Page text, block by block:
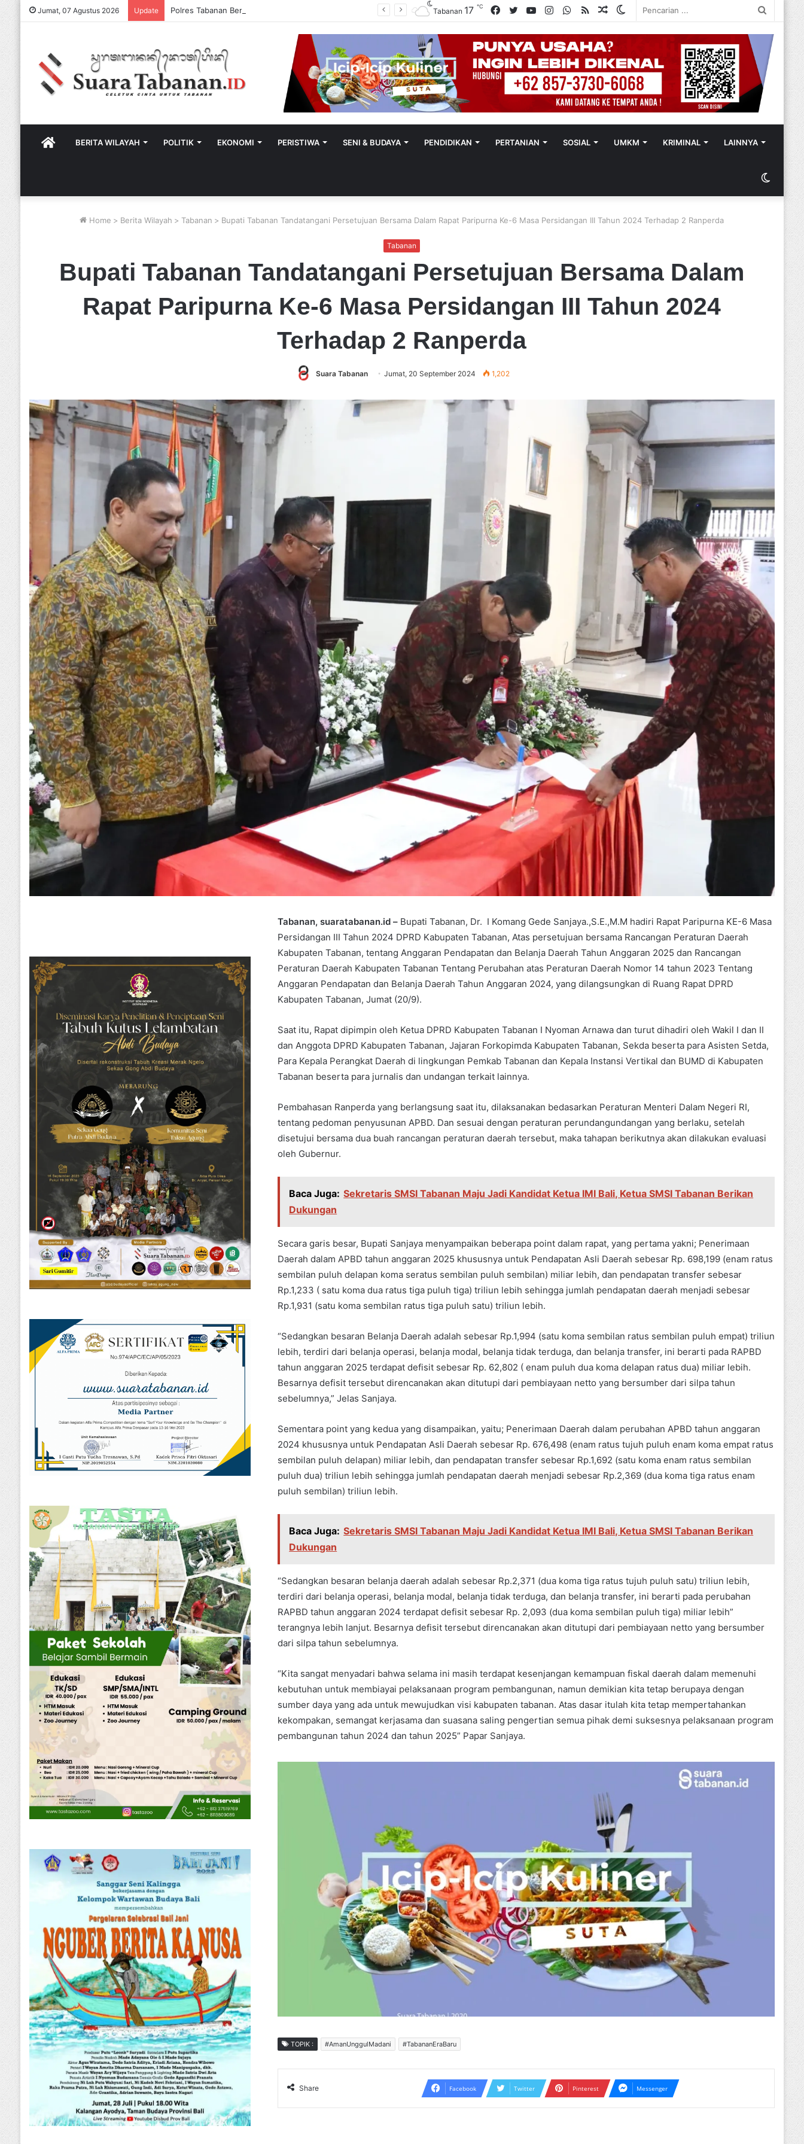
Jumat, 07 Agustus 2026 Update
Switch
Random
RSS
WhatsApp
Instagram
YouTube
Twitter
Facebook
Tabanan 17℃
HOMEBERITA WILAYAH POLITIK EKONOMI PERISTIWA SENI & BUDAYA PENDIDIKAN PERTANIAN SOSIAL UMKM KRIMINAL LAINNYA
Switch
skin
Home > Berita Wilayah > Tabanan > Bupati Tabanan Tandatangani Persetujuan Bersama Dalam Rapat Paripurna Ke-6 Masa Persidangan III Tahun 2024 Terhadap 2 Ranperda
Tabanan
Bupati Tabanan Tandatangani Persetujuan Bersama Dalam
Rapat Paripurna Ke-6 Masa Persidangan III Tahun 2024
Terhadap 2 Ranperda
Suara Tabanan Jumat, 20 September 2024 1,202
Tabanan, suaratabanan.id – Bupati Tabanan, Dr. I Komang Gede Sanjaya.,S.E.,M.M hadiri Rapat Paripurna KE-6 Masa
Persidangan III Tahun 2024 DPRD Kabupaten Tabanan, Atas persetujuan bersama Rancangan Peraturan Daerah
Kabupaten Tabanan, tentang Anggaran Pendapatan dan Belanja Daerah Tahun Anggaran 2025 dan Rancangan
Peraturan Daerah Kabupaten Tabanan Tentang Perubahan atas Peraturan Daerah Nomor 14 tahun 2023 Tentang
Anggaran Pendapatan dan Belanja Daerah Tahun Anggaran 2024, yang dilangsungkan di Ruang Rapat DPRD
Kabupaten Tabanan, Jumat (20/9).
Saat itu, Rapat dipimpin oleh Ketua DPRD Kabupaten Tabanan I Nyoman Arnawa dan turut dihadiri oleh Wakil I dan II
dan Anggota DPRD Kabupaten Tabanan, Jajaran Forkopimda Kabupaten Tabanan, Sekda beserta para Asisten Setda,
Para Kepala Perangkat Daerah di lingkungan Pemkab Tabanan dan Kepala Instansi Vertikal dan BUMD di Kabupaten
Tabanan beserta para jurnalis dan undangan terkait lainnya.
Pembahasan Ranperda yang berlangsung saat itu, dilaksanakan bedasarkan Peraturan Menteri Dalam Negeri RI,
tentang pedoman penyusunan APBD. Dan sesuai dengan peraturan perundangundangan yang berlaku, setelah
disetujui bersama dua buah rancangan peraturan daerah tersebut, maka tahapan berikutnya akan dilakukan evaluasi
oleh Gubernur.
Baca Juga: Sekretaris SMSI Tabanan Maju Jadi Kandidat Ketua IMI Bali, Ketua SMSI Tabanan Berikan
Dukungan
Secara garis besar, Bupati Sanjaya menyampaikan beberapa point dalam rapat, yang pertama yakni; Penerimaan
Daerah dalam APBD tahun anggaran 2025 khususnya untuk Pendapatan Asli Daerah sebesar Rp. 698,199 (enam ratus
sembilan puluh delapan koma seratus sembilan puluh sembilan) miliar lebih, dan pendapatan transfer sebesar
Rp.1,233 ( satu koma dua ratus tiga puluh tiga) triliun lebih sehingga jumlah pendapatan daerah menjadi sebesar
Rp.1,931 (satu koma sembilan ratus tiga puluh satu) triliun lebih.
“Sedangkan besaran Belanja Daerah adalah sebesar Rp.1,994 (satu koma sembilan ratus sembilan puluh empat) triliun
lebih, terdiri dari belanja operasi, belanja modal, belanja tidak terduga, dan belanja transfer, ini berarti pada RAPBD
tahun anggaran 2025 terdapat defisit sebesar Rp. 62,802 ( enam puluh dua koma delapan ratus dua) miliar lebih.
Besarnya defisit tersebut direncanakan akan ditutupi dari pembiayaan netto yang bersumber dari silpa tahun
sebelumnya,” Jelas Sanjaya.
Sementara point yang kedua yang disampaikan, yaitu; Penerimaan Daerah dalam perubahan APBD tahun anggaran
2024 khususnya untuk Pendapatan Asli Daerah sebesar Rp. 676,498 (enam ratus tujuh puluh enam koma empat ratus
sembilan puluh delapan) miliar lebih, dan pendapatan transfer sebesar Rp.1,692 (satu koma enam ratus sembilan
puluh dua) triliun lebih sehingga jumlah pendapatan daerah menjadi sebesar Rp.2,369 (dua koma tiga ratus enam
puluh sembilan) triliun lebih.
Baca Juga: Sekretaris SMSI Tabanan Maju Jadi Kandidat Ketua IMI Bali, Ketua SMSI Tabanan Berikan
Dukungan
“Sedangkan besaran belanja daerah adalah sebesar Rp.2,371 (dua koma tiga ratus tujuh puluh satu) triliun lebih,
terdiri dari belanja operasi, belanja modal, belanja tidak terduga, dan belanja transfer, ini berarti pada perubahan
RAPBD tahun anggaran 2024 terdapat defisit sebesar Rp. 2,093 (dua koma sembilan puluh tiga) miliar lebih”
terangnya lebih lanjut. Besarnya defisit tersebut direncanakan akan ditutupi dari pembiayaan netto yang bersumber
dari silpa tahun sebelumnya.
“Kita sangat menyadari bahwa selama ini masih terdapat kesenjangan kemampuan fiskal daerah dalam memenuhi
kebutuhan untuk membiayai pelaksanaan program pembangunan, namun demikian kita tetap berupaya dengan
sumber daya yang ada untuk mewujudkan visi kabupaten tabanan. Atas dasar itulah kita tetap mempertahankan
kekompakan, semangat kerjasama dan suasana saling pengertian semua pihak demi suksesnya pelaksanaan program
pembangunan tahun 2024 dan tahun 2025” Papar Sanjaya.
TOPIK : #AmanUnggulMadani #TabananEraBaru
Share Facebook Twitter Pinterest Messenger